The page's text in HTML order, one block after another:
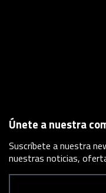
Únete a nuestra
Suscríbete a nuestra
nuestras noticias,